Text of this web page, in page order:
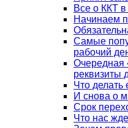
Все о ККТ
Начинаем
Самые
рабочий
Очередная
реквизиты
Что
И снова о
Срок
Что нас